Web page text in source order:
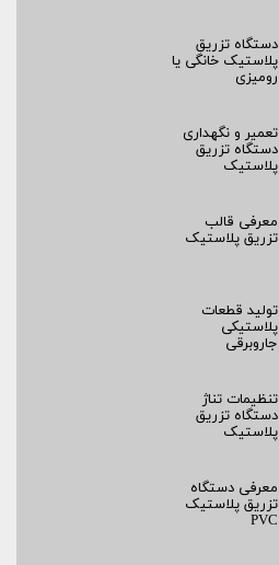
دستگاه تزریق
پلاستیک خانگی یا
رومیزی
تعمیر و نگهداری
دستگاه تزریق
پلاستیک
معرفی قالب
تزریق پلاستیک
تولید قطعات
پلاستیکی
جاروبرقی
تنظیمات تناژ
دستگاه تزریق
پلاستیک
معرفی دستگاه
تزریق پلاستیک
PVC